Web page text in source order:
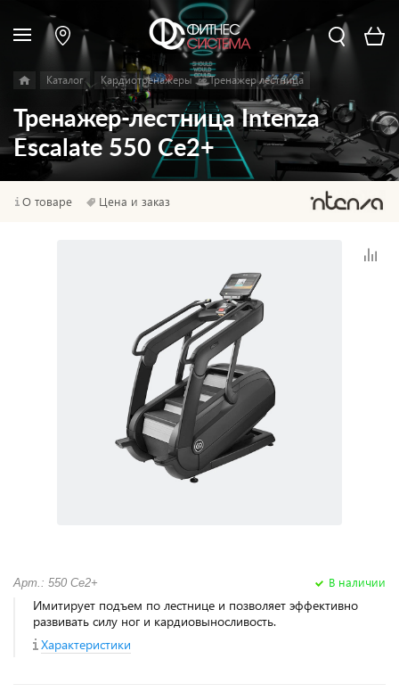
Каталог Кардиотренажеры Тренажер лестница
Тренажер-лестница Intenza
Escalate 550 Ce2+
О товаре Цена и заказ
Арт.: 550 Ce2+ В наличии
Имитирует подъем по лестнице и позволяет эффективно
развивать силу ног и кардиовыносливость.
Характеристики